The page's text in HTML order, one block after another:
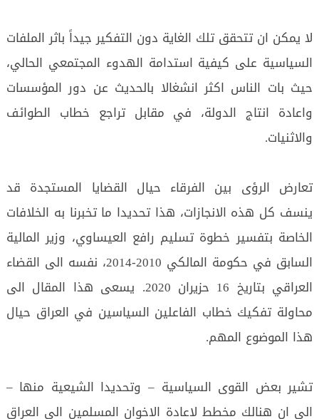
لا يمكن ان تتحقق تلك الغاية دون التفكير جيداً باثر الملفات
السياسية على كيفية استدامة الهدوء المجتمعي الحالي،
حيث بات الناس اكثر انشغالا بالحديث عن دور المؤسسات
واعادة انتاج الدولة، في مقابل تراجع خطاب الطوائف
والاثنيات.
تعارض الرؤى بين الفرقاء حيال القضايا المستجدة قد
ينسف كل هذه الانجازات، هذا تحديدا ما تخبرنا به الخلافات
الخاصة بتفسير خطوة تسليم رافع العيساوي، وزير المالية
السابق في حكومة المالكي 2010-2014، نفسه الى القضاء
العراقي بتاريخ 16 حزيران 2020. يسعى هذا المقال الى
محاولة تفكيك خطاب الفاعلين السياسين في العراق حيال
هذا الموضوع المهم.
تشير بعض القوى السياسية – وتحديدا الشيعية منها –
الى ان هنالك مخطط لاعادة الاخوان المسلمين الى العراق